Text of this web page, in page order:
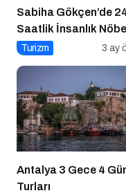
Sabiha Gökçen’de
Saatlik İnsanlık
Turizm 3 ay
Antalya 3 Gece 4
Turları